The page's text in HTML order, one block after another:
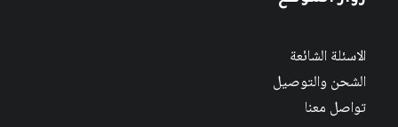
الاسئلة الشائعة
الشحن والتوصيل
تواصل معنا